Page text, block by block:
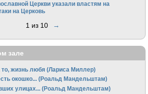
Церкви указали властям на
на Церковь
1 из 10 →
зале
жизнь любя (Лариса Миллер)
окошко... (Роальд Мандельштам)
улицах... (Роальд Мандельштам)